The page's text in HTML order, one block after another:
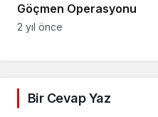
Göçmen Operasyonu
2 yıl önce
Bir Cevap Yaz